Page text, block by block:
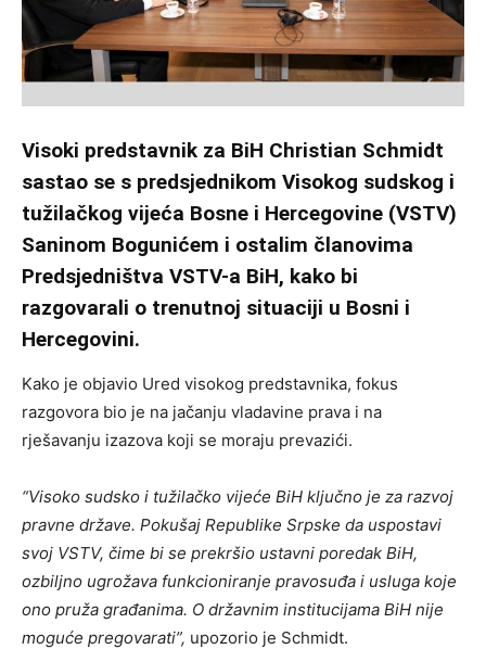
Visoki predstavnik za BiH Christian Schmidt
sastao se s predsjednikom Visokog sudskog i
tužilačkog vijeća Bosne i Hercegovine (VSTV)
Saninom Bogunićem i ostalim članovima
Predsjedništva VSTV-a BiH, kako bi
razgovarali o trenutnoj situaciji u Bosni i
Hercegovini.
Kako je objavio Ured visokog predstavnika, fokus
razgovora bio je na jačanju vladavine prava i na
rješavanju izazova koji se moraju prevazići.
“Visoko sudsko i tužilačko vijeće BiH ključno je za razvoj
pravne države. Pokušaj Republike Srpske da uspostavi
svoj VSTV, čime bi se prekršio ustavni poredak BiH,
ozbiljno ugrožava funkcioniranje pravosuđa i usluga koje
ono pruža građanima. O državnim institucijama BiH nije
moguće pregovarati”, upozorio je Schmidt.